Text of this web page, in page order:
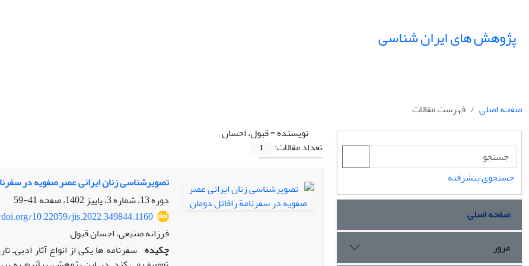
پژوهش های ایران شناسی
صفحه اصلی
فهرست مقالات
نویسنده =قبول، احسان
تعداد مقالات:
1
تصویرشناسی زنان ایرانی عصر صفویه در
دوره 13، شماره 3، پاییز 1402، صفحه
41-59
10.22059/jis.2022.349844.1160
فرزانه صنیعی، احسان قبول
چکیده سفرنامه ‏ها یکی از انواع آثار
جستجوی پیشرفته
صفحه اصلی
مرور